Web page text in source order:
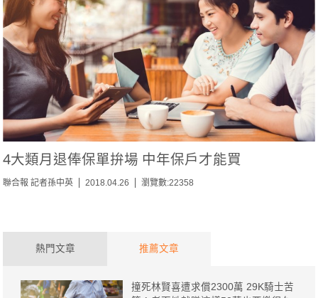
4大類月退俸保單拚場 中年保戶才能買
聯合報 記者孫中英 2018.04.26 瀏覽數:22358
熱門文章 推薦文章
撞死林賢喜遭求償2300萬 29K騎士苦